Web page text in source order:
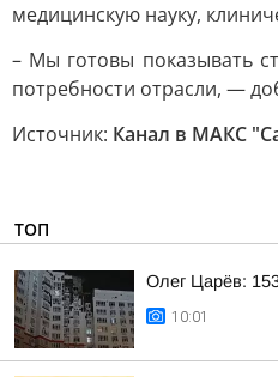
медицинскую науку,
– Мы готовы показывать
потребности отрасли, —
Источник: Канал в МАКС
ТОП
Олег Царёв:
10:01